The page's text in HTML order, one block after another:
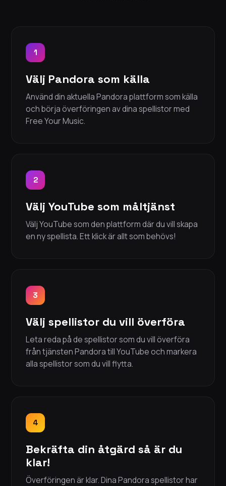
1
Välj Pandora som källa
Använd din aktuella Pandora plattform som källa
och börja överföringen av dina spellistor med
Free Your Music.
2
Välj YouTube som måltjänst
Välj YouTube som den plattform där du vill skapa
en ny spellista. Ett klick är allt som behövs!
3
Välj spellistor du vill överföra
Leta reda på de spellistor som du vill överföra
från tjänsten Pandora till YouTube och markera
alla spellistor som du vill flytta.
4
Bekräfta din åtgärd så är du
klar!
Överföringen är klar. Dina Pandora spellistor har